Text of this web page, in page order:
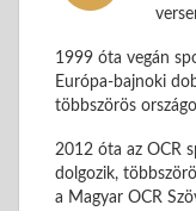
1999 óta vegán
Európa-bajnoki
többszörös
2012 óta az OCR
dolgozik,
a Magyar OCR